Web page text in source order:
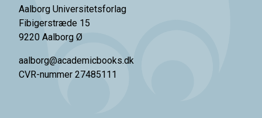
Aalborg Universitetsforlag
Fibigerstræde 15
9220 Aalborg Ø
aalborg@academicbooks.dk
CVR-nummer 27485111